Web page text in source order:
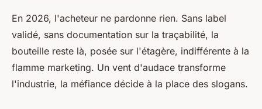
En 2026, l'acheteur ne pardonne rien. Sans label
validé, sans documentation sur la traçabilité, la
bouteille reste là, posée sur l'étagère, indifférente à la
flamme marketing. Un vent d'audace transforme
l'industrie, la méfiance décide à la place des slogans.